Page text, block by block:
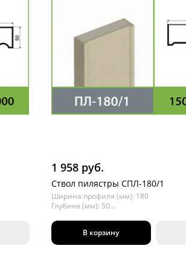
1 958 руб.
Ствол пилястры СПЛ-180/1
Ширина профиля (мм): 180
Глубина (мм): 50
В корзину